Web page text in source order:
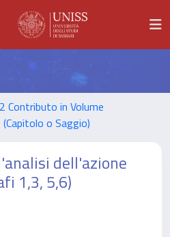
2 Contributo in Volume
o Saggio)
dell'azione
1,3, 5,6)